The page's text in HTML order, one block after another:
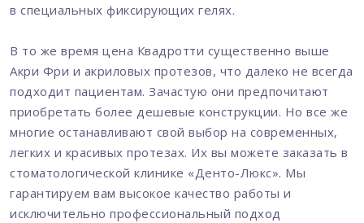
в специальных фиксирующих гелях.
В то же время цена Квадротти существенно выше
Акри Фри и акриловых протезов, что далеко не всегда
подходит пациентам. Зачастую они предпочитают
приобретать более дешевые конструкции. Но все же
многие останавливают свой выбор на современных,
легких и красивых протезах. Их вы можете заказать в
стоматологической клинике «Денто-Люкс». Мы
гарантируем вам высокое качество работы и
исключительно профессиональный подход